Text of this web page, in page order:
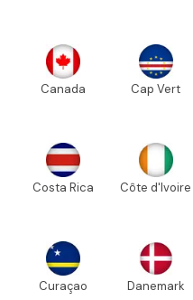
Canada Cap Vert
Costa Rica Côte d'Ivoire
Curaçao Danemark